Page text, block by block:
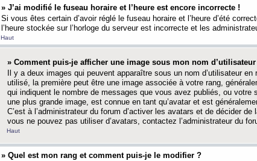
» J’ai modifié le fuseau horaire et l’heure est encore incorrecte !
Si vous êtes certain d’avoir réglé le fuseau horaire et l’heure d’été
l’heure stockée sur l’horloge du serveur est incorrecte et les
Haut
» Comment puis-je afficher une image sous mon nom
Il y a deux images qui peuvent apparaître sous un nom d’utilisateur
utilisé, la première peut être une image associée à votre rang,
qui indiquent le nombre de messages que vous avez publiés, ou
une plus grande image, est connue en tant qu’avatar et est
C’est à l’administrateur du forum d’activer les avatars et de décider
vous ne pouvez pas utiliser d’avatars, contactez l’administrateur du
Haut
» Quel est mon rang et comment puis-je le modifier ?